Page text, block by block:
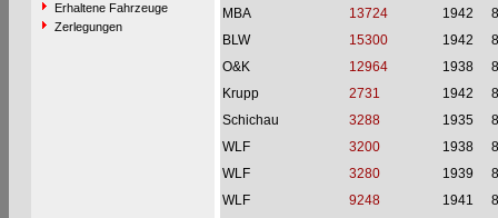
Erhaltene Fahrzeuge
Zerlegungen
MBA
13724 1942
BLW
15300 1942
O&K
12964 1938
Krupp
2731 1942
Schichau
3288 1935
WLF
3200 1938
WLF
3280 1939
WLF
9248 1941